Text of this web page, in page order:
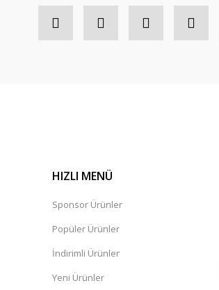
HIZLI MENÜ
Sponsor Ürünler
Popüler Ürünler
İndirimli Ürünler
Yeni Ürünler